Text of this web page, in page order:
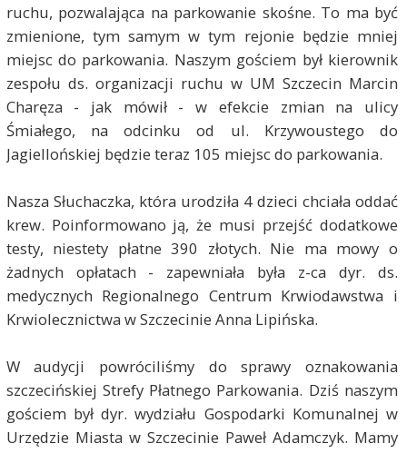
ruchu, pozwalająca na parkowanie skośne. To ma być
zmienione, tym samym w tym rejonie będzie mniej
miejsc do parkowania. Naszym gościem był kierownik
zespołu ds. organizacji ruchu w UM Szczecin Marcin
Charęza - jak mówił - w efekcie zmian na ulicy
Śmiałego, na odcinku od ul. Krzywoustego do
Jagiellońskiej będzie teraz 105 miejsc do parkowania.
Nasza Słuchaczka, która urodziła 4 dzieci chciała oddać
krew. Poinformowano ją, że musi przejść dodatkowe
testy, niestety płatne 390 złotych. Nie ma mowy o
żadnych opłatach - zapewniała była z-ca dyr. ds.
medycznych Regionalnego Centrum Krwiodawstwa i
Krwiolecznictwa w Szczecinie Anna Lipińska.
W audycji powróciliśmy do sprawy oznakowania
szczecińskiej Strefy Płatnego Parkowania. Dziś naszym
gościem był dyr. wydziału Gospodarki Komunalnej w
Urzędzie Miasta w Szczecinie Paweł Adamczyk. Mamy